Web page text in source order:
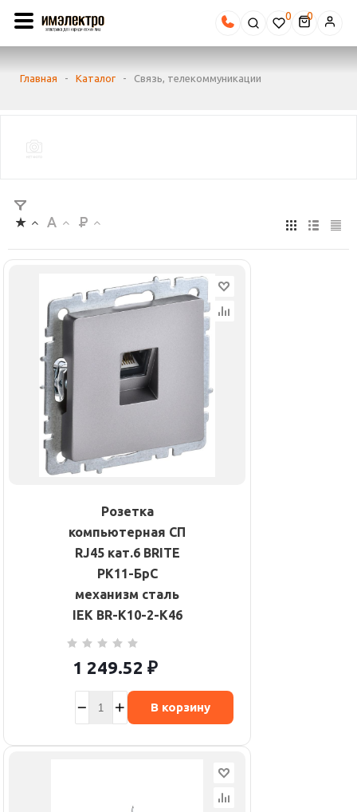
0
Главная - Каталог - Связь, телекоммуникации
Розетка
компьютерная СП
RJ45 кат.6 BRITE
РК11-БрС
механизм сталь
IEK BR-K10-2-K46
1 249.52 ₽
В корзину